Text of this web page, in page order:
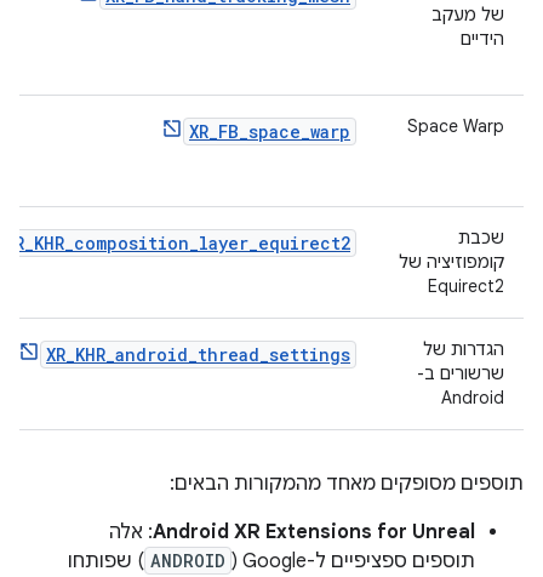
של מעקב
הידיים
Space Warp
XR_FB_space_warp
שכבת
קומפוזיציה של
Equirect2
XR_KHR_composition_layer_equirect2
הגדרות של
שרשורים ב-
Android
XR_KHR_android_thread_settings
תוספים מסופקים מאחד מהמקורות הבאים:
Android XR Extensions for Unreal: אלה
תוספים ספציפיים ל-Google‏ (
ANDROID ) שפותחו